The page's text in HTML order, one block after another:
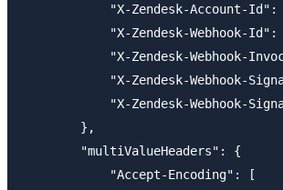
"X-Zendesk-Account-Id":
"X-Zendesk-Webhook-
"X-Zendesk-Webhook-
"X-Zendesk-Webhook-
"X-Zendesk-Webhook-
        },
        "multiValueHeaders": {
            "Accept-Encoding": [